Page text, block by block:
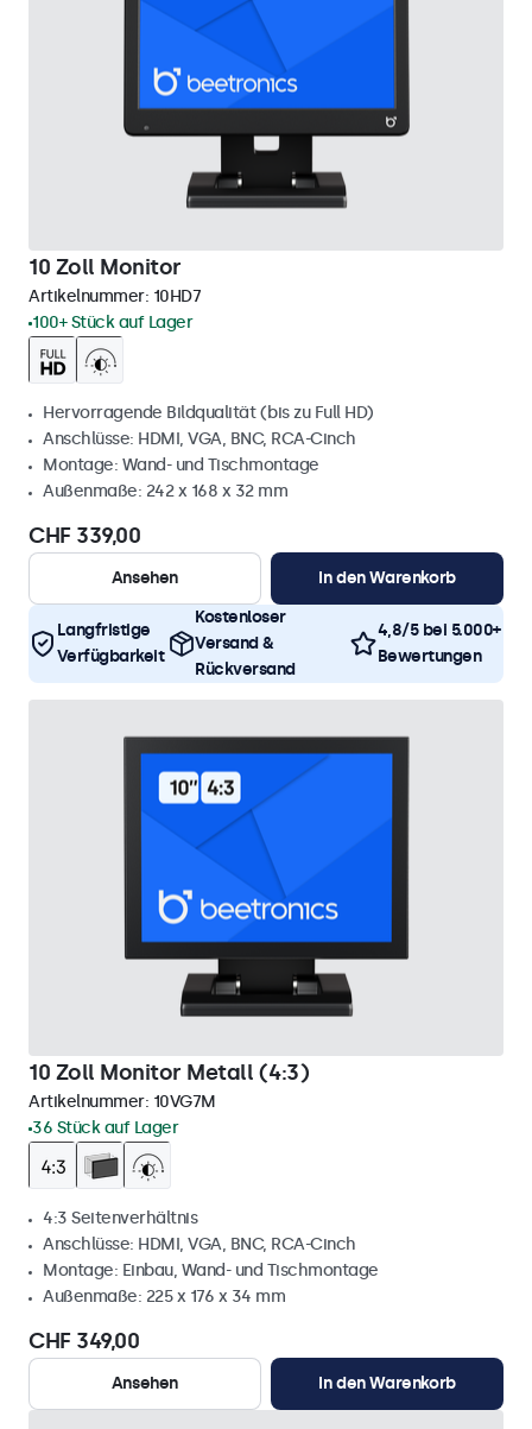
10 Zoll Monitor
Artikelnummer: 10HD7
100+ Stück auf Lager
Hervorragende Bildqualität (bis zu Full HD)
Anschlüsse: HDMI, VGA, BNC, RCA-Cinch
Montage: Wand- und Tischmontage
Außenmaße: 242 x 168 x 32 mm
CHF 339,00
Ansehen In den Warenkorb
Langfristige
Verfügbarkeit
Kostenloser
Versand &
Rückversand
4,8/5 bei 5.000+
Bewertungen
10 Zoll Monitor Metall (4:3)
Artikelnummer: 10VG7M
36 Stück auf Lager
4:3 Seitenverhältnis
Anschlüsse: HDMI, VGA, BNC, RCA-Cinch
Montage: Einbau, Wand- und Tischmontage
Außenmaße: 225 x 176 x 34 mm
CHF 349,00
Ansehen In den Warenkorb